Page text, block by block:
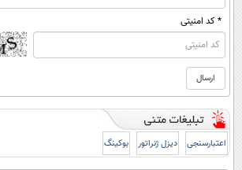
* کد امنیتی
اعتبارسنجی دیزل ژنراتور بوکینگ